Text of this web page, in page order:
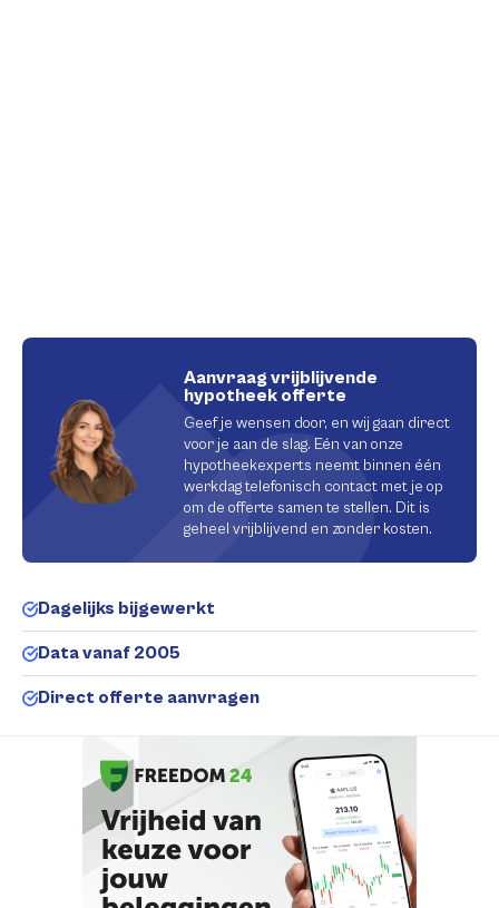
Aanvraag vrijblijvende
hypotheek offerte
Geef je wensen door, en wij gaan direct
voor je aan de slag. Eén van onze
hypotheekexperts neemt binnen één
werkdag telefonisch contact met je op
om de offerte samen te stellen. Dit is
geheel vrijblijvend en zonder kosten.
Dagelijks bijgewerkt
Data vanaf 2005
Direct offerte aanvragen